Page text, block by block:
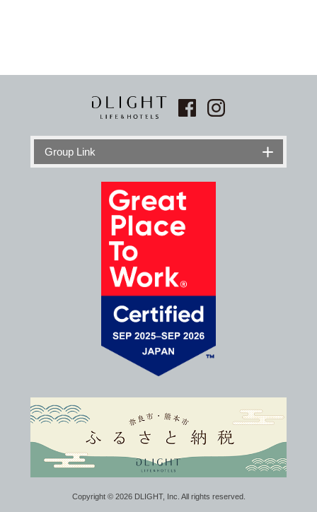
Group Link
Copyright © 2026 DLIGHT, Inc. All rights reserved.